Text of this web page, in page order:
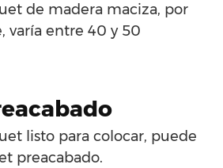
de madera maciza, por
varía entre 40 y 50
listo para colocar, puede
preacabado.